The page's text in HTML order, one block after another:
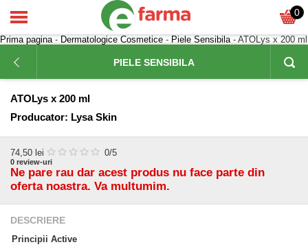
0
Prima pagina- Dermatologice Cosmetice - Piele Sensibila- ATOLys x 200 ml
PIELE SENSIBILA
ATOLys x 200 ml
Producator: Lysa Skin
74,50 lei 0/5
0 review-uri
Ne pare rau dar acest produs nu face parte din
oferta noastra. Va multumim.
DESCRIERE
Principii Active